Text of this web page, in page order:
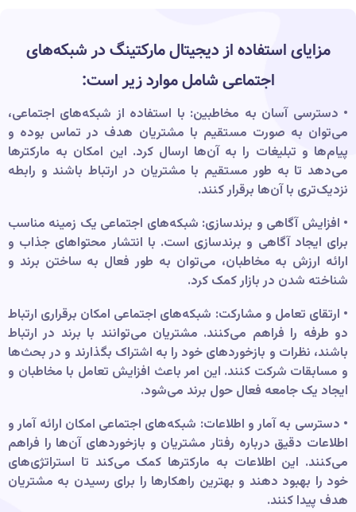
مزایای استفاده از دیجیتال مارکتینگ در شبکه‌های
اجتماعی شامل موارد زیر است:
• دسترسی آسان به مخاطبین: با استفاده از شبکه‌های اجتماعی،
می‌توان به صورت مستقیم با مشتریان هدف در تماس بوده و
پیام‌ها و تبلیغات را به آن‌ها ارسال کرد. این امکان به مارکترها
می‌دهد تا به طور مستقیم با مشتریان در ارتباط باشند و رابطه
نزدیک‌تری با آن‌ها برقرار کنند.
• افزایش آگاهی و برندسازی: شبکه‌های اجتماعی یک زمینه مناسب
برای ایجاد آگاهی و برندسازی است. با انتشار محتواهای جذاب و
ارائه ارزش به مخاطبان، می‌توان به طور فعال به ساختن برند و
شناخته شدن در بازار کمک کرد.
• ارتقای تعامل و مشارکت: شبکه‌های اجتماعی امکان برقراری ارتباط
دو طرفه را فراهم می‌کنند. مشتریان می‌توانند با برند در ارتباط
باشند، نظرات و بازخوردهای خود را به اشتراک بگذارند و در بحث‌ها
و مسابقات شرکت کنند. این امر باعث افزایش تعامل با مخاطبان و
ایجاد یک جامعه فعال حول برند می‌شود.
• دسترسی به آمار و اطلاعات: شبکه‌های اجتماعی امکان ارائه آمار و
اطلاعات دقیق درباره رفتار مشتریان و بازخوردهای آن‌ها را فراهم
می‌کنند. این اطلاعات به مارکترها کمک می‌کند تا استراتژی‌های
خود را بهبود دهند و بهترین راهکارها را برای رسیدن به مشتریان
هدف پیدا کنند.